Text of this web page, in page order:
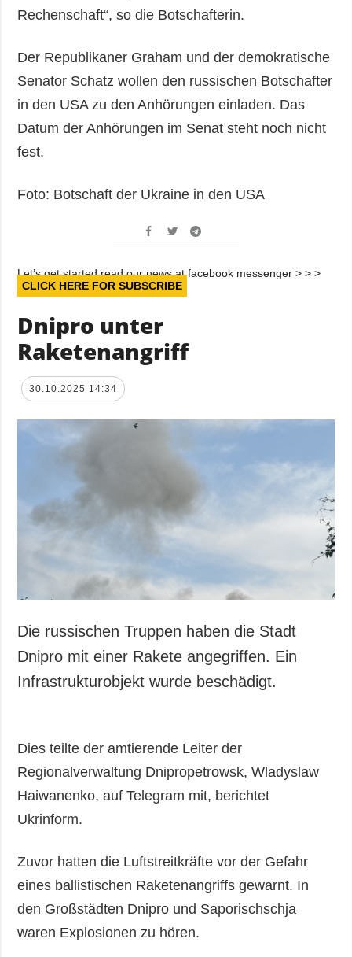
Rechenschaft“, so die Botschafterin.
Der Republikaner Graham und der demokratische
Senator Schatz wollen den russischen Botschafter
in den USA zu den Anhörungen einladen. Das
Datum der Anhörungen im Senat steht noch nicht
fest.
Foto: Botschaft der Ukraine in den USA
Let’s get started read our news at facebook messenger > > >
CLICK HERE FOR SUBSCRIBE
Dnipro unter
Raketenangriff
30.10.2025 14:34
Die russischen Truppen haben die Stadt
Dnipro mit einer Rakete angegriffen. Ein
Infrastrukturobjekt wurde beschädigt.
Dies teilte der amtierende Leiter der
Regionalverwaltung Dnipropetrowsk, Wladyslaw
Haiwanenko, auf Telegram mit, berichtet
Ukrinform.
Zuvor hatten die Luftstreitkräfte vor der Gefahr
eines ballistischen Raketenangriffs gewarnt. In
den Großstädten Dnipro und Saporischschja
waren Explosionen zu hören.